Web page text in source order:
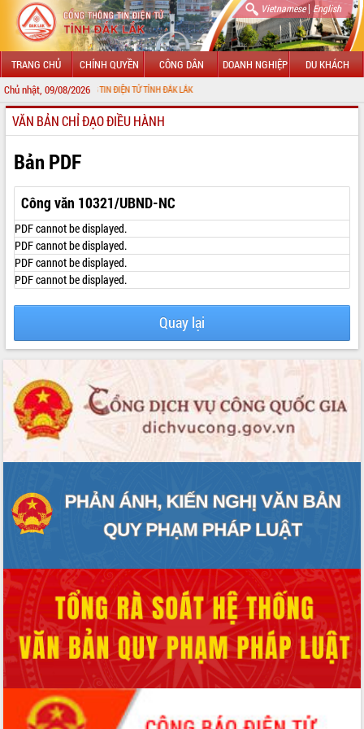
Vietnamese| English
TRANG CHỦ CHÍNH QUYỀN CÔNG DÂN DOANH NGHIỆP DU KHÁCH
Chủ nhật, 09/08/2026
CỔNG THÔNG TIN ĐIỆN TỬ TỈNH ĐẮK LẮK
GIỚI THIỆU
LÃNH ĐẠO UBND TỈNH
TIN TỨC SỰ KIỆN
SỞ, BAN, NGÀNH
UBND CÁC XÃ, PHƯỜNG
THÔNG TIN CHỈ ĐẠO ĐIỀU HÀNH
VĂN BẢN HĐND TỈNH
ĐIỂM TIN VĂN BẢN
QUY HOẠCH - KẾ HOẠCH
VĂN BẢN CHỈ ĐẠO ĐIỀU HÀNH
Bản PDF
Công văn 10321/UBND-NC
PDF cannot be displayed.
PDF cannot be displayed.
PDF cannot be displayed.
PDF cannot be displayed.
Quay lại